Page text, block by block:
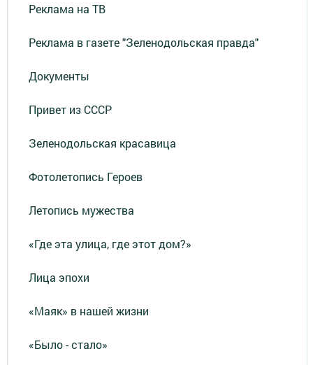
Реклама на ТВ
Реклама в газете "Зеленодольская правда"
Документы
Привет из СССР
Зеленодольская красавица
Фотолетопись Героев
Летопись мужества
«Где эта улица, где этот дом?»
Лица эпохи
«Маяк» в нашей жизни
«Было - стало»